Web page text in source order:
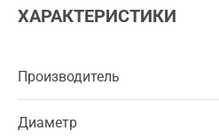
ХАРАКТЕРИСТИКИ
Производитель
Диаметр